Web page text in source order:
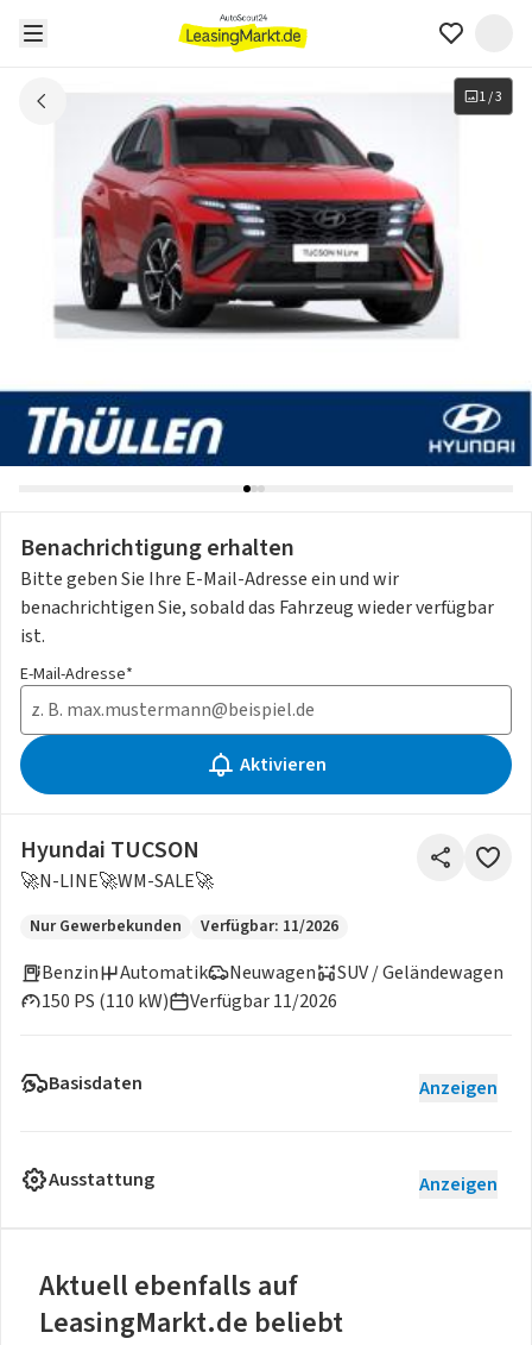
1/3
Benachrichtigung erhalten
Bitte geben Sie Ihre E-Mail-Adresse ein und wir
benachrichtigen Sie, sobald das Fahrzeug wieder verfügbar
ist.
E-Mail-Adresse*
Aktivieren
Hyundai TUCSON
🚀N-LINE🚀WM-SALE🚀
Nur Gewerbekunden Verfügbar: 11/2026
Benzin
Neuwagen
150 PS (110 kW)
Automatik
SUV / Geländewagen
Verfügbar 11/2026
Basisdaten Anzeigen
Ausstattung Anzeigen
Aktuell ebenfalls auf
LeasingMarkt.de beliebt